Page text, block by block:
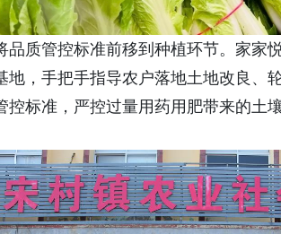
品质管控标准前移到种植环节。家家
地，手把手指导农户落地土地改良、
控标准，严控过量用药用肥带来的土